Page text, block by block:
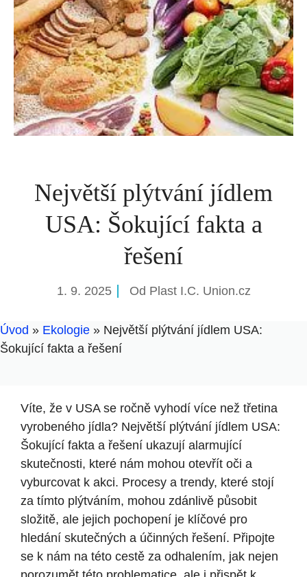
Největší plýtvání jídlem
USA: Šokující fakta a
řešení
1. 9. 2025 Od Plast I.C. Union.cz
Úvod » Ekologie » Největší plýtvání jídlem USA:
Šokující fakta a řešení
Víte, že v USA se ročně vyhodí více než třetina
vyrobeného jídla? Největší plýtvání jídlem USA:
Šokující fakta a řešení ukazují alarmující
skutečnosti, které nám mohou otevřít oči a
vyburcovat k akci. Procesy a trendy, které stojí
za tímto plýtváním, mohou zdánlivě působit
složitě, ale jejich pochopení je klíčové pro
hledání skutečných a účinných řešení. Připojte
se k nám na této cestě za odhalením, jak nejen